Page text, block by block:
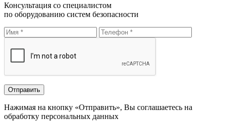
Консультация со специалистом
по оборудованию систем безопасности
Нажимая на кнопку «Отправить», Вы соглашаетесь на
обработку персональных данных